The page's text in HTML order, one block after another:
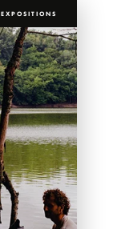
EXPOSITIONS